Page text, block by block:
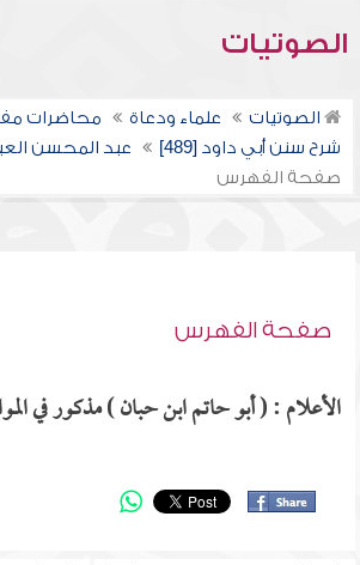
الصوتيات
الصوتيات علماء ودعاة
محاضرات
شرح سنن أبي داود [489]
عبد المحسن
صفحة الفهرس
صفحة الفهرس
الأعلام : ( أبو حاتم ابن حبان ) مذكور في